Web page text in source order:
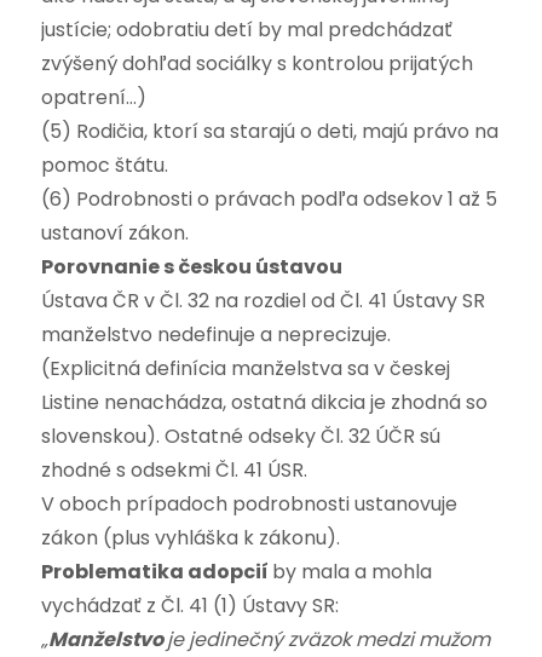
justície; odobratiu detí by mal predchádzať
zvýšený dohľad sociálky s kontrolou prijatých
opatrení…)
(5) Rodičia, ktorí sa starajú o deti, majú právo na
pomoc štátu.
(6) Podrobnosti o právach podľa odsekov 1 až 5
ustanoví zákon.
Porovnanie s českou ústavou
Ústava ČR v Čl. 32 na rozdiel od Čl. 41 Ústavy SR
manželstvo nedefinuje a neprecizuje.
(Explicitná definícia manželstva sa v českej
Listine nenachádza, ostatná dikcia je zhodná so
slovenskou). Ostatné odseky Čl. 32 ÚČR sú
zhodné s odsekmi Čl. 41 ÚSR.
V oboch prípadoch podrobnosti ustanovuje
zákon (plus vyhláška k zákonu).
Problematika adopcií by mala a mohla
vychádzať z Čl. 41 (1) Ústavy SR:
„Manželstvoje jedinečný zväzok medzi mužom